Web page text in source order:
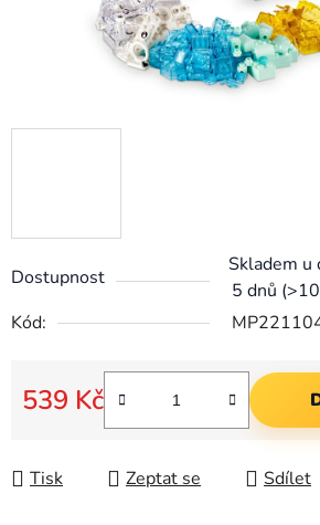
Dostupnost
Skladem u
5 dnů
Kód:
539 Kč
Měrná cena:
Tisk Zeptat se Sdílet